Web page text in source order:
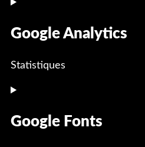
Google Analytics
Statistiques
Google Fonts